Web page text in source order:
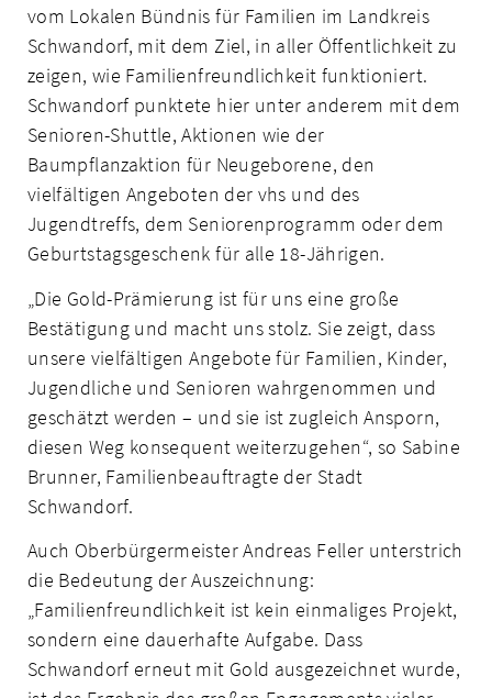
vom Lokalen Bündnis für Familien im Landkreis
Schwandorf, mit dem Ziel, in aller Öffentlichkeit zu
zeigen, wie Familienfreundlichkeit funktioniert.
Schwandorf punktete hier unter anderem mit dem
Senioren-Shuttle, Aktionen wie der
Baumpflanzaktion für Neugeborene, den
vielfältigen Angeboten der vhs und des
Jugendtreffs, dem Seniorenprogramm oder dem
Geburtstagsgeschenk für alle 18-Jährigen.
„Die Gold-Prämierung ist für uns eine große
Bestätigung und macht uns stolz. Sie zeigt, dass
unsere vielfältigen Angebote für Familien, Kinder,
Jugendliche und Senioren wahrgenommen und
geschätzt werden – und sie ist zugleich Ansporn,
diesen Weg konsequent weiterzugehen“, so Sabine
Brunner, Familienbeauftragte der Stadt
Schwandorf.
Auch Oberbürgermeister Andreas Feller unterstrich
die Bedeutung der Auszeichnung:
„Familienfreundlichkeit ist kein einmaliges Projekt,
sondern eine dauerhafte Aufgabe. Dass
Schwandorf erneut mit Gold ausgezeichnet wurde,